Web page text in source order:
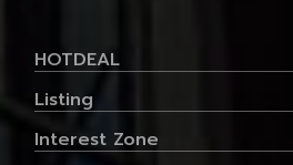
HOTDEAL
Listing
Interest Zone